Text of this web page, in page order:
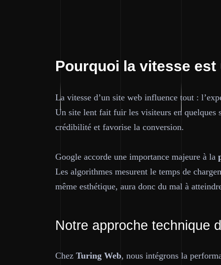
Pourquoi la vitesse
La vitesse d’un site web influence tout :
Un site lent fait fuir les visiteurs en quelques
crédibilité et favorise la conversion.
Google accorde une importance majeure à la
Les algorithmes mesurent le temps de
même esthétique, aura donc du mal à
Notre approche technique
Chez Turing Web, nous intégrons la